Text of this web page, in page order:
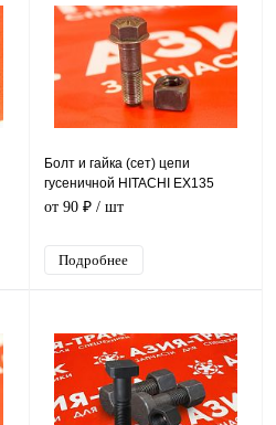
Болт и гайка (сет) цепи
гусеничной HITACHI EX135
от 90 ₽/ шт
Подробнее